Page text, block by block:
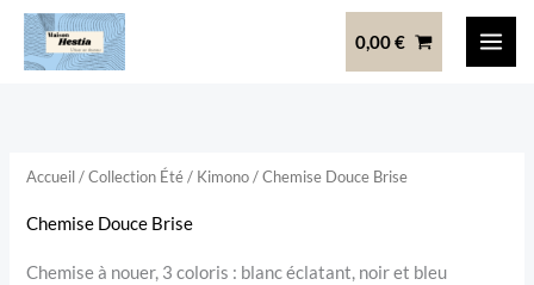
Aller
0,00€
Accueil/Collection Été/ Kimono/ Chemise Douce Brise
Chemise Douce Brise
Chemise à nouer, 3 coloris : blanc éclatant, noir et bleu